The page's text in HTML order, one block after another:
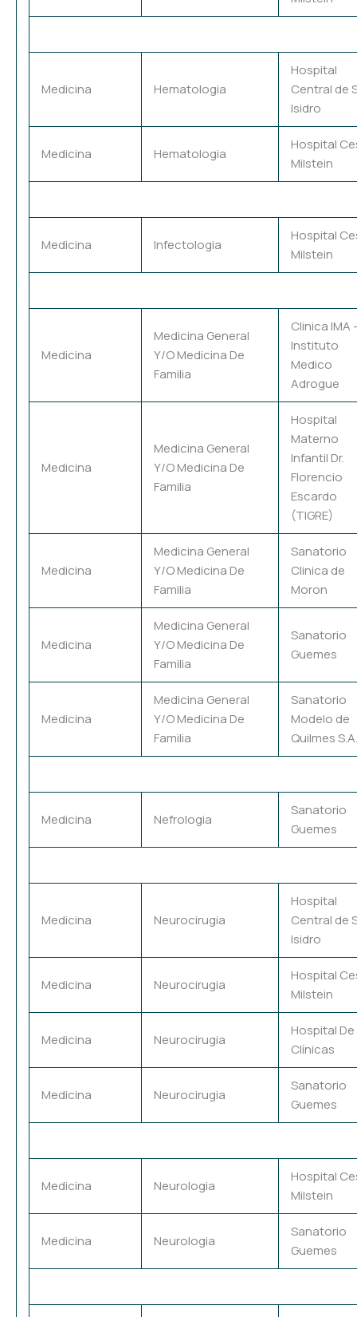
Medicina Hematologia
Hospital
Central de
Isidro
Medicina Hematologia
Hospital
Milstein
Medicina Infectologia
Hospital
Milstein
Medicina
Medicina General
Y/O Medicina De
Familia
Clinica IMA
Instituto
Medico
Adrogue
Medicina
Medicina General
Y/O Medicina De
Familia
Hospital
Materno
Infantil Dr.
Florencio
Escardo
(TIGRE)
Medicina
Medicina General
Y/O Medicina De
Familia
Sanatorio
Clinica de
Moron
Medicina
Medicina General
Y/O Medicina De
Familia
Sanatorio
Guemes
Medicina
Medicina General
Y/O Medicina De
Familia
Sanatorio
Modelo de
Quilmes S.A.
Medicina Nefrologia
Sanatorio
Guemes
Medicina Neurocirugia
Hospital
Central de
Isidro
Medicina Neurocirugia
Hospital
Milstein
Medicina Neurocirugia
Hospital De
Clínicas
Medicina Neurocirugia
Sanatorio
Guemes
Medicina Neurologia
Hospital
Milstein
Medicina Neurologia
Sanatorio
Guemes